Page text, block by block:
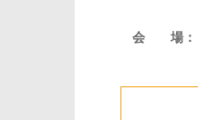
会 場：